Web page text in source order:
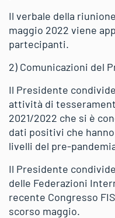
Il verbale della
maggio 2022 viene
partecipanti.
2) Comunicazioni del
Il Presidente
attività di
2021/2022 che si è
dati positivi che
livelli del pre-
Il Presidente
delle Federazioni
recente Congresso
scorso maggio.